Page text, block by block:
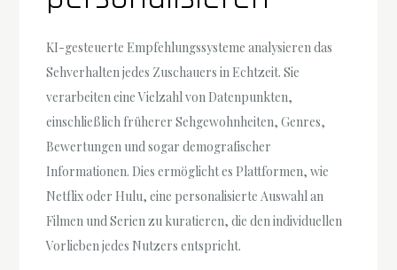
KI-gesteuerte Empfehlungssysteme analysieren das
Sehverhalten jedes Zuschauers in Echtzeit. Sie
verarbeiten eine Vielzahl von Datenpunkten,
einschließlich früherer Sehgewohnheiten, Genres,
Bewertungen und sogar demografischer
Informationen. Dies ermöglicht es Plattformen, wie
Netflix oder Hulu, eine personalisierte Auswahl an
Filmen und Serien zu kuratieren, die den individuellen
Vorlieben jedes Nutzers entspricht.